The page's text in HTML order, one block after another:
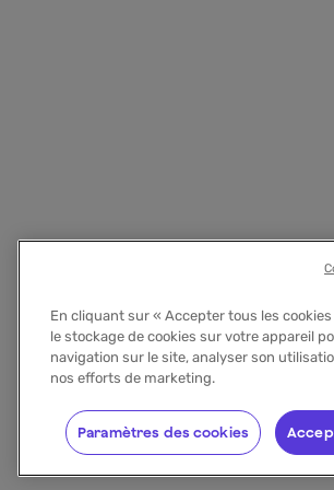
En cliquant sur « Accepter tous les
le stockage de cookies sur votre appareil
navigation sur le site, analyser son
nos efforts de marketing.
Paramètres des cookies